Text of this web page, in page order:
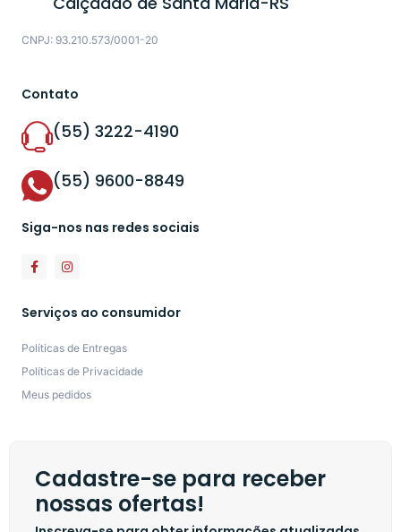
CNPJ: 93.210.573/0001-20
Contato
(55) 3222-4190
(55) 9600-8849
Siga-nos nas redes sociais
Serviços ao consumidor
Políticas de Entregas
Políticas de Privacidade
Meus pedidos
Cadastre-se para receber
nossas ofertas!